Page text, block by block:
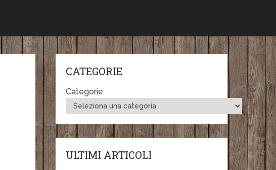
CATEGORIE
Categorie
ULTIMI ARTICOLI